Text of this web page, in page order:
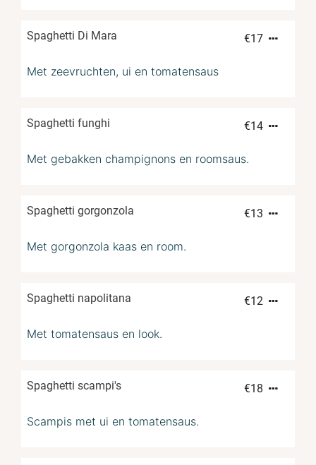
Spaghetti Di Mara €17
Met zeevruchten, ui en tomatensaus
Spaghetti funghi €14
Met gebakken champignons en roomsaus.
Spaghetti gorgonzola €13
Met gorgonzola kaas en room.
Spaghetti napolitana €12
Met tomatensaus en look.
Spaghetti scampi's €18
Scampis met ui en tomatensaus.